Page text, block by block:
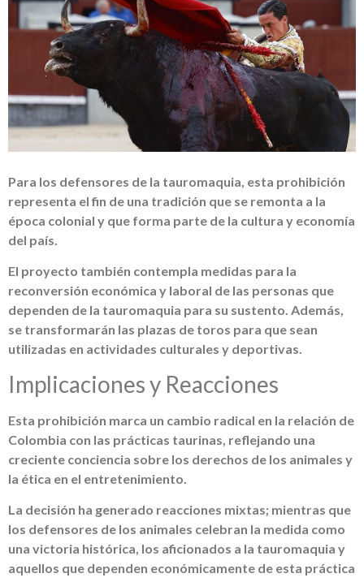
Para los defensores de la tauromaquia, esta prohibición
representa el fin de una tradición que se remonta a la
época colonial y que forma parte de la cultura y economía
del país.
El proyecto también contempla medidas para la
reconversión económica y laboral de las personas que
dependen de la tauromaquia para su sustento. Además,
se transformarán las plazas de toros para que sean
utilizadas en actividades culturales y deportivas.
Implicaciones y Reacciones
Esta prohibición marca un cambio radical en la relación de
Colombia con las prácticas taurinas, reflejando una
creciente conciencia sobre los derechos de los animales y
la ética en el entretenimiento.
La decisión ha generado reacciones mixtas; mientras que
los defensores de los animales celebran la medida como
una victoria histórica, los aficionados a la tauromaquia y
aquellos que dependen económicamente de esta práctica